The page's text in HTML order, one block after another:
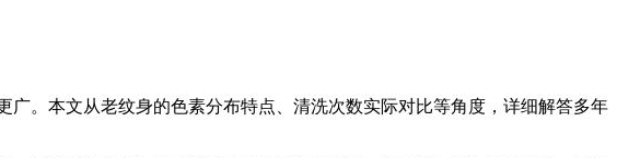
。本文从老纹身的色素分布特点、清洗次数实际对比等角度，详细解答多年